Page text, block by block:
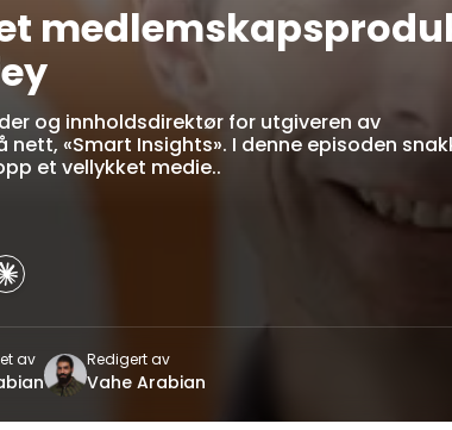
et
og innholdsdirektør for utgiveren av
«Smart Insights». I denne episoden
et vellykket medie..
av Redigert av
Vahe Arabian